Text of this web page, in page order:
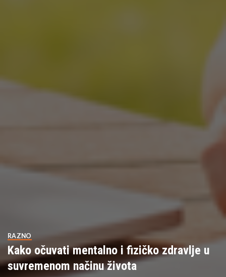
RAZNO
Kako očuvati mentalno i fizičko zdravlje u
suvremenom načinu života